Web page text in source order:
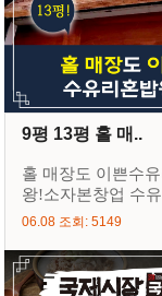
9평 13평 홀 매..
홀 매장도 이쁜수
왕!소자본창업 수
06.08 조회: 5149